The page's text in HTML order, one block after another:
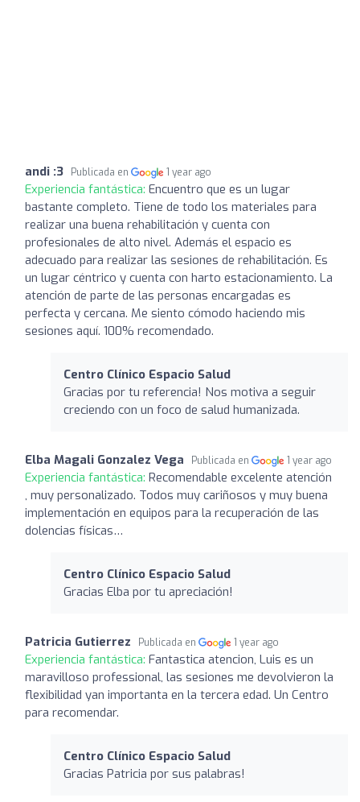
andi :3 Publicada en 1 year ago
Experiencia fantástica: Encuentro que es un lugar
bastante completo. Tiene de todo los materiales para
realizar una buena rehabilitación y cuenta con
profesionales de alto nivel. Además el espacio es
adecuado para realizar las sesiones de rehabilitación. Es
un lugar céntrico y cuenta con harto estacionamiento. La
atención de parte de las personas encargadas es
perfecta y cercana. Me siento cómodo haciendo mis
sesiones aquí. 100% recomendado.
Centro Clínico Espacio Salud
Gracias por tu referencia! Nos motiva a seguir
creciendo con un foco de salud humanizada.
Elba Magali Gonzalez Vega Publicada en 1 year ago
Experiencia fantástica: Recomendable excelente atención
, muy personalizado. Todos muy cariñosos y muy buena
implementación en equipos para la recuperación de las
dolencias físicas…
Centro Clínico Espacio Salud
Gracias Elba por tu apreciación!
Patricia Gutierrez Publicada en 1 year ago
Experiencia fantástica: Fantastica atencion, Luis es un
maravilloso professional, las sesiones me devolvieron la
flexibilidad yan importanta en la tercera edad. Un Centro
para recomendar.
Centro Clínico Espacio Salud
Gracias Patricia por sus palabras!